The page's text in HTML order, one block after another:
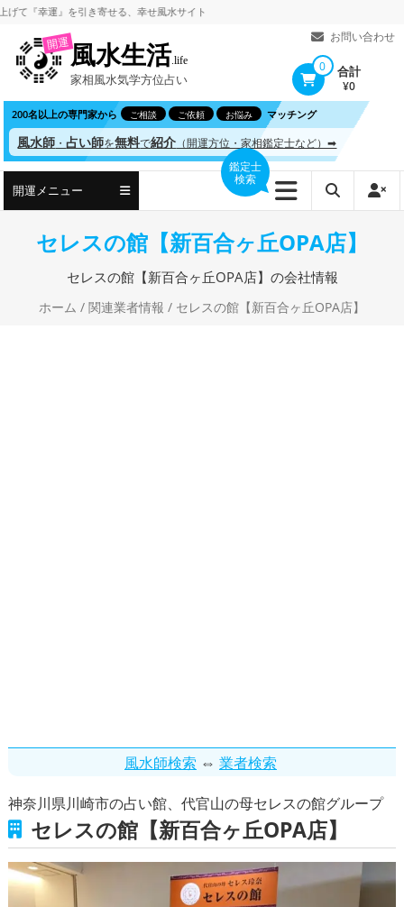
コ
ツ
へ
ス
ッ
『幸運』を引き寄せる、幸せ風水サイト
お問い合わせ
開運風水生活.life
家相風水気学方位占い
0 合計
¥0
200名以上の専門家から ご相談 ご依頼 お悩み マッチング
風水師 ・占い師を無料で紹介 （開運方位・家相鑑定士など）➡
開運メニュー
鑑定士
検索
セレスの館【新百合ヶ丘OPA店】
セレスの館【新百合ヶ丘OPA店】の会社情報
ホーム / 関連業者情報 / セレスの館【新百合ヶ丘OPA店】
風水師検索 ⇔ 業者検索
神奈川県川崎市の占い館、代官山の母セレスの館グループ
セレスの館【新百合ヶ丘OPA店】